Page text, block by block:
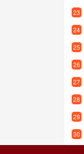
23
24
25
26
27
28
29
30